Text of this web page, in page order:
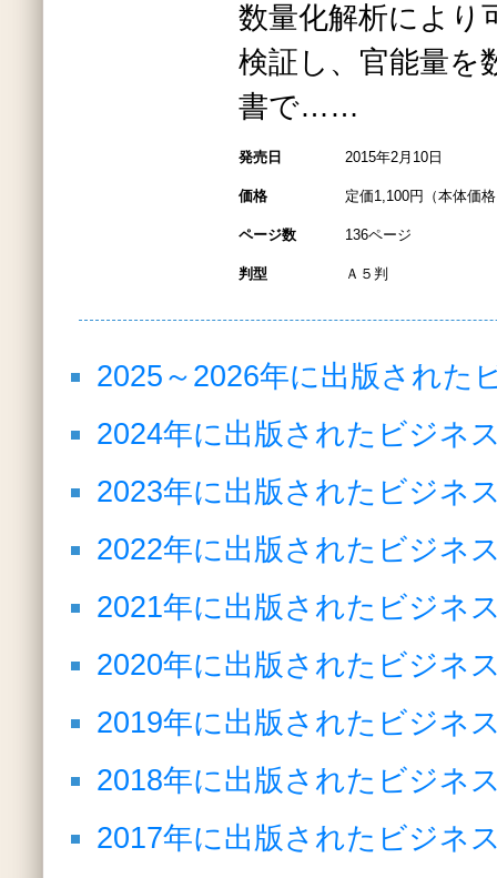
数量化解析により
検証し、官能量を
書で……
発売日 2015年2月10日
価格 定価1,100円（本体価
ページ数 136ページ
判型 Ａ５判
2025～2026年に出版された
2024年に出版されたビジネ
2023年に出版されたビジネ
2022年に出版されたビジネ
2021年に出版されたビジネ
2020年に出版されたビジネ
2019年に出版されたビジネ
2018年に出版されたビジネ
2017年に出版されたビジネ